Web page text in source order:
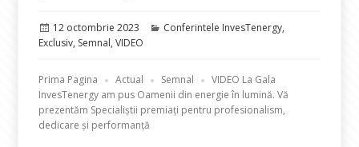
Publicat
pe
12 octombrie 2023 Categorii
Conferintele InvesTenergy,
Exclusiv, Semnal,VIDEO
Prima Pagina Actual Semnal
VIDEO La Gala
InvesTenergy am pus Oamenii din energie în lumină. Vă
prezentăm Specialiștii premiați pentru profesionalism,
dedicare și performanță